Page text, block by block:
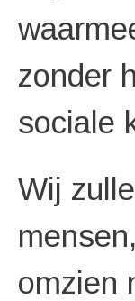
zonder
sociale
Wij
omzien